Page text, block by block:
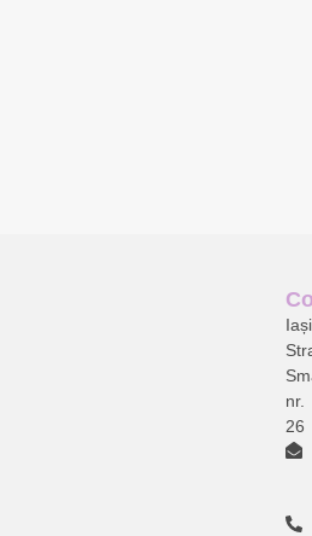
Iaș
Sm
nr.
26